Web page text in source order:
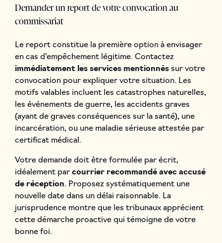
Demander un report de votre convocation au
commissariat
Le report constitue la première option à envisager
en cas d'empêchement légitime. Contactez
immédiatement les services mentionnéssur votre
convocation pour expliquer votre situation. Les
motifs valables incluent les catastrophes naturelles,
les événements de guerre, les accidents graves
(ayant de graves conséquences sur la santé), une
incarcération, ou une maladie sérieuse attestée par
certificat médical.
Votre demande doit être formulée par écrit,
idéalement par courrier recommandé avec accusé
de réception. Proposez systématiquement une
nouvelle date dans un délai raisonnable. La
jurisprudence montre que les tribunaux apprécient
cette démarche proactive qui témoigne de votre
bonne foi.